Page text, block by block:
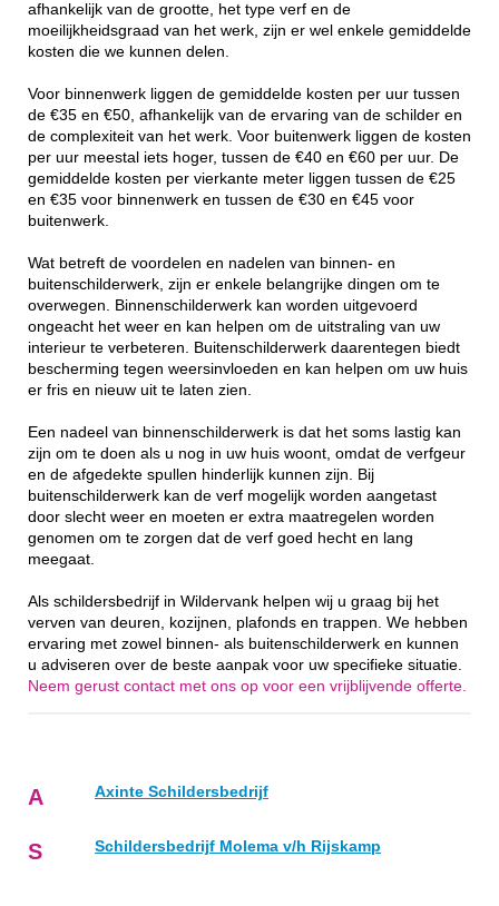
afhankelijk van de grootte, het type verf en de
moeilijkheidsgraad van het werk, zijn er wel enkele gemiddelde
kosten die we kunnen delen.
Voor binnenwerk liggen de gemiddelde kosten per uur tussen
de €35 en €50, afhankelijk van de ervaring van de schilder en
de complexiteit van het werk. Voor buitenwerk liggen de kosten
per uur meestal iets hoger, tussen de €40 en €60 per uur. De
gemiddelde kosten per vierkante meter liggen tussen de €25
en €35 voor binnenwerk en tussen de €30 en €45 voor
buitenwerk.
Wat betreft de voordelen en nadelen van binnen- en
buitenschilderwerk, zijn er enkele belangrijke dingen om te
overwegen. Binnenschilderwerk kan worden uitgevoerd
ongeacht het weer en kan helpen om de uitstraling van uw
interieur te verbeteren. Buitenschilderwerk daarentegen biedt
bescherming tegen weersinvloeden en kan helpen om uw huis
er fris en nieuw uit te laten zien.
Een nadeel van binnenschilderwerk is dat het soms lastig kan
zijn om te doen als u nog in uw huis woont, omdat de verfgeur
en de afgedekte spullen hinderlijk kunnen zijn. Bij
buitenschilderwerk kan de verf mogelijk worden aangetast
door slecht weer en moeten er extra maatregelen worden
genomen om te zorgen dat de verf goed hecht en lang
meegaat.
Als schildersbedrijf in Wildervank helpen wij u graag bij het
verven van deuren, kozijnen, plafonds en trappen. We hebben
ervaring met zowel binnen- als buitenschilderwerk en kunnen
u adviseren over de beste aanpak voor uw specifieke situatie.
Neem gerust contact met ons op voor een vrijblijvende offerte.
A Axinte Schildersbedrijf
S Schildersbedrijf Molema v/h Rijskamp